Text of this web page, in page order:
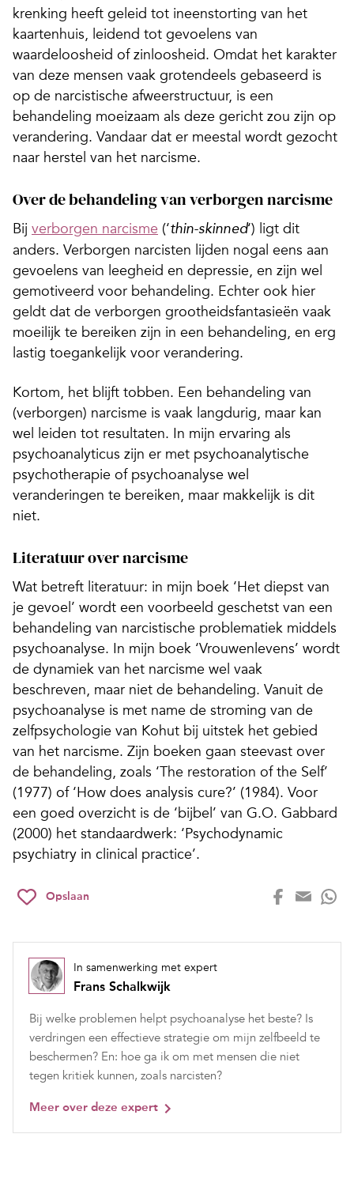
krenking heeft geleid tot ineenstorting van het
kaartenhuis, leidend tot gevoelens van
waardeloosheid of zinloosheid. Omdat het karakter
van deze mensen vaak grotendeels gebaseerd is
op de narcistische afweerstructuur, is een
behandeling moeizaam als deze gericht zou zijn op
verandering. Vandaar dat er meestal wordt gezocht
naar herstel van het narcisme.
Over de behandeling van verborgen narcisme
Bij verborgen narcisme (‘thin-skinned‘) ligt dit
anders. Verborgen narcisten lijden nogal eens aan
gevoelens van leegheid en depressie, en zijn wel
gemotiveerd voor behandeling. Echter ook hier
geldt dat de verborgen grootheidsfantasieën vaak
moeilijk te bereiken zijn in een behandeling, en erg
lastig toegankelijk voor verandering.
Kortom, het blijft tobben. Een behandeling van
(verborgen) narcisme is vaak langdurig, maar kan
wel leiden tot resultaten. In mijn ervaring als
psychoanalyticus zijn er met psychoanalytische
psychotherapie of psychoanalyse wel
veranderingen te bereiken, maar makkelijk is dit
niet.
Literatuur over narcisme
Wat betreft literatuur: in mijn boek ‘Het diepst van
je gevoel’ wordt een voorbeeld geschetst van een
behandeling van narcistische problematiek middels
psychoanalyse. In mijn boek ‘Vrouwenlevens’ wordt
de dynamiek van het narcisme wel vaak
beschreven, maar niet de behandeling. Vanuit de
psychoanalyse is met name de stroming van de
zelfpsychologie van Kohut bij uitstek het gebied
van het narcisme. Zijn boeken gaan steevast over
de behandeling, zoals ‘The restoration of the Self’
(1977) of ‘How does analysis cure?’ (1984). Voor
een goed overzicht is de ‘bijbel’ van G.O. Gabbard
(2000) het standaardwerk: ‘Psychodynamic
psychiatry in clinical practice’.
Opslaan
In samenwerking met expert
Frans Schalkwijk
Bij welke problemen helpt psychoanalyse het beste? Is
verdringen een effectieve strategie om mijn zelfbeeld te
beschermen? En: hoe ga ik om met mensen die niet
tegen kritiek kunnen, zoals narcisten?
Meer over deze expert